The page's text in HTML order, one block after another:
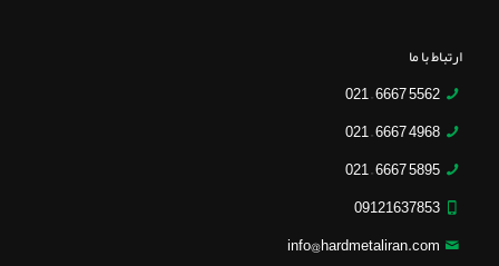
ارتباط با ما
5562 6667 – 021
4968 6667 – 021
5895 6667 – 021
09121637853
info@hardmetaliran.com